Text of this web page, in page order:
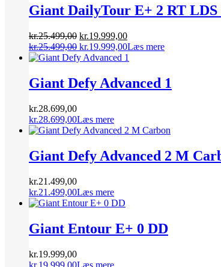
kr.25.999,00.
kr.19.999,00.
Giant DailyTour E+ 2 RT
kr.25.499,00 Den
oprindelige
pris
kr.25.499,00.
kr.19.999,00Den
aktuelle
pris
kr.19.999,00.
kr.25.499,00 Den
oprindelige
var:
kr.25.499,00.
kr.19.999,00Den
aktuelle
kr.19.999,00.
Læs mere
Giant Defy Advanced 1
kr.28.699,00
kr.28.699,00Læs mere
Giant Defy Advanced 2 M
kr.21.499,00
kr.21.499,00Læs mere
Giant Entour E+ 0 DD
kr.19.999,00
kr.19.999,00Læs mere